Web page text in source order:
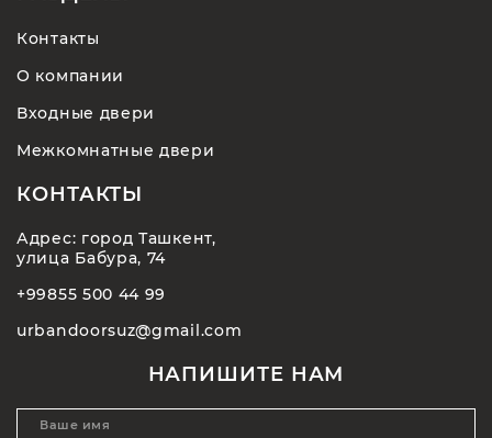
Контакты
О компании
Входные двери
Межкомнатные двери
КОНТАКТЫ
Адрес: город Ташкент,
улица Бабура, 74
+99855 500 44 99
urbandoorsuz@gmail.com
НАПИШИТЕ НАМ